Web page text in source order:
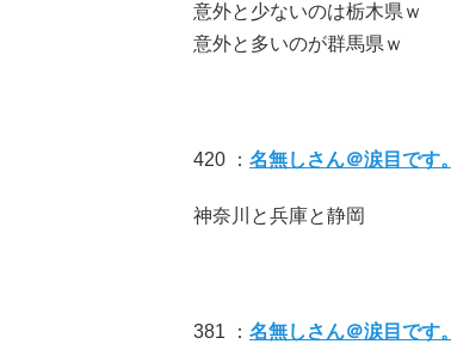
意外と少ないのは栃木県ｗ
意外と多いのが群馬県ｗ
420 ： 名無しさん＠涙目です。
神奈川と兵庫と静岡
381 ： 名無しさん＠涙目です。